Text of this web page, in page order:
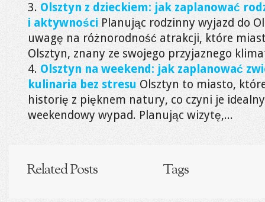
Olsztyn z dzieckiem: jak zaplanować
i aktywności Planując rodzinny wyjazd do
uwagę na różnorodność atrakcji, które
Olsztyn, znany ze swojego przyjaznego
Olsztyn na weekend: jak zaplanować
kulinaria bez stresu Olsztyn to miasto,
historię z pięknem natury, co czyni je
weekendowy wypad. Planując wizytę,...
Related Posts Tags